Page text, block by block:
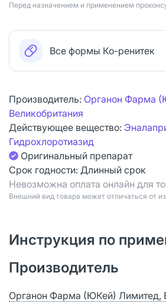
Перед назначением и применением
Все формы Ко-ренитек
Производитель: Органон Фарма
Великобритания
Действующее вещество:
Гидрохлоротиазид
Оригинальный препарат
Срок годности: Длинный срок
Невозможна оплата онлайн для
Bнешний вид товара может отличаться от
Инструкция по
Производитель
Органон Фарма (ЮКей) Лимитед,